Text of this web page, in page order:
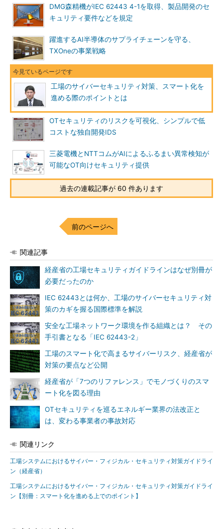
DMG森精機がIEC 62443 4-1を取得、製品開発のセ
キュリティ要件などを規定
躍進するAI半導体のサプライチェーンを守る、
TXOneの事業戦略
工場のサイバーセキュリティ対策、スマート化を
進める際のポイントとは
OTセキュリティのリスクを可視化、シンプルで低
コストな独自開発IDS
三菱電機とNTTコムがAIによるふるまい異常検知が
可能なOT向けセキュリティ提供
過去の連載記事が 60 件あります
前のページへ
関連記事
経産省の工場セキュリティガイドラインはなぜ別冊が
必要だったのか
IEC 62443とは何か、工場のサイバーセキュリティ対
策のカギを握る国際標準を解説
安全な工場ネットワーク環境を作る組織とは？ その
手引書となる「IEC 62443-2」
工場のスマート化で高まるサイバーリスク、経産省が
対策の要点など公開
経産省が「7つのリファレンス」でモノづくりのスマ
ート化を図る理由
OTセキュリティを巡るエネルギー業界の法改正と
は、変わる事業者の事故対応
関連リンク
工場システムにおけるサイバー・フィジカル・セキュリティ対策ガイドライ
ン（経産省）
工場システムにおけるサイバー・フィジカル・セキュリティ対策ガイドライ
ン【別冊：スマート化を進める上でのポイント】